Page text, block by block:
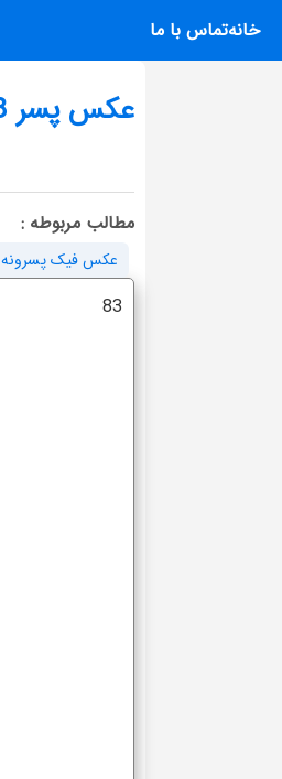
خانهتماس با ما
عکس پسر 18 ساله برای پروفایل
مطالب مربوطه :
عکس فیک پسرونه 18 ساله
83